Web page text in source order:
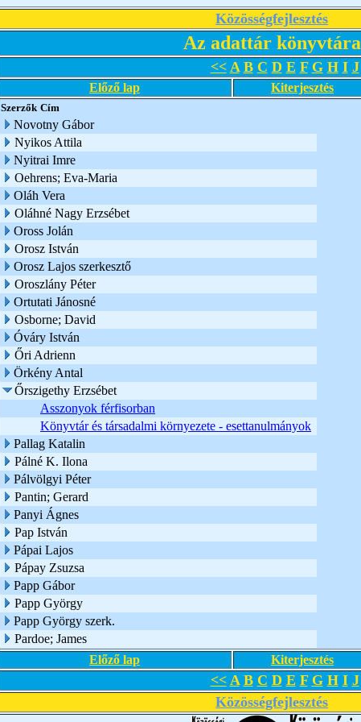
Közösségfejlesztés
Az adattár könyvtára
<< A B C D E F G H I J
Előző lap Kiterjesztés
Szerzők Cím
Novotny Gábor
Nyikos Attila
Nyitrai Imre
Oehrens; Eva-Maria
Oláh Vera
Oláhné Nagy Erzsébet
Oross Jolán
Orosz István
Orosz Lajos szerkesztő
Oroszlány Péter
Ortutati Jánosné
Osborne; David
Óváry István
Őri Adrienn
Örkény Antal
Őrszigethy Erzsébet
Asszonyok férfisorban
Könyvtár és társadalmi környezete - esettanulmányok
Pallag Katalin
Pálné K. Ilona
Pálvölgyi Péter
Pantin; Gerard
Panyi Ágnes
Pap István
Pápai Lajos
Pápay Zsuzsa
Papp Gábor
Papp György
Papp György szerk.
Pardoe; James
Előző lap
Kiterjesztés
<< A B C D E F G H I J
Közösségfejlesztés